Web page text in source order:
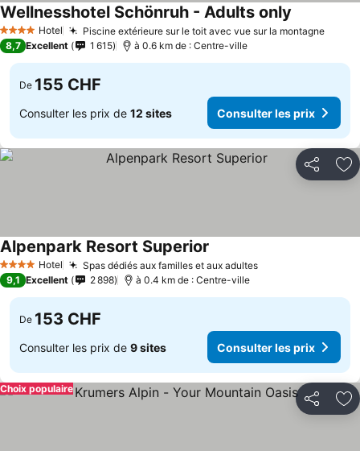
4 Étoiles Hotel Piscine extérieure sur le toit avec vue sur la montagne
Wellnesshotel Schönruh - Adults only
8,7 Excellent 1 615 à 0.6 km de : Centre-ville
De 155 CHF
Consulter les prix de 12 sites Consulter les prix
Partager
4 Étoiles Hotel Spas dédiés aux familles et aux adultes
Alpenpark Resort Superior
9,1 Excellent 2 898 à 0.4 km de : Centre-ville
De 153 CHF
Consulter les prix de 9 sites Consulter les prix
Partager
Choix populaire